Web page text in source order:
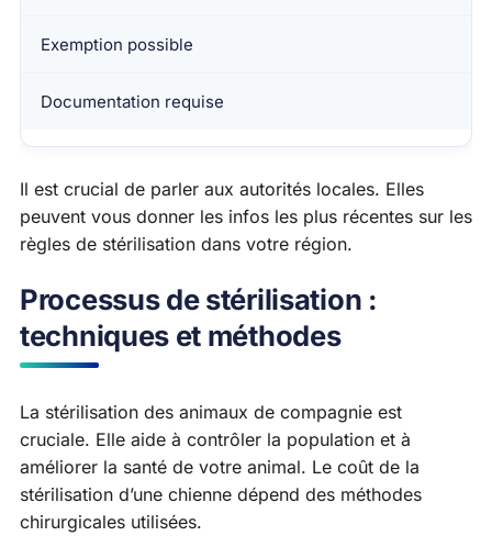
Exemption possible
Documentation requise
Il est crucial de parler aux autorités locales. Elles
peuvent vous donner les infos les plus récentes sur les
règles de stérilisation dans votre région.
Processus de stérilisation :
techniques et méthodes
La stérilisation des animaux de compagnie est
cruciale. Elle aide à contrôler la population et à
améliorer la santé de votre animal. Le coût de la
stérilisation d’une chienne dépend des méthodes
chirurgicales utilisées.